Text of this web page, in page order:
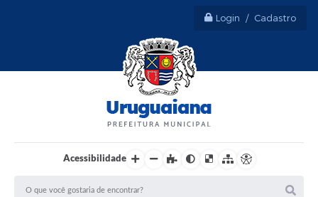
Login / Cadastro
Acessibilidade